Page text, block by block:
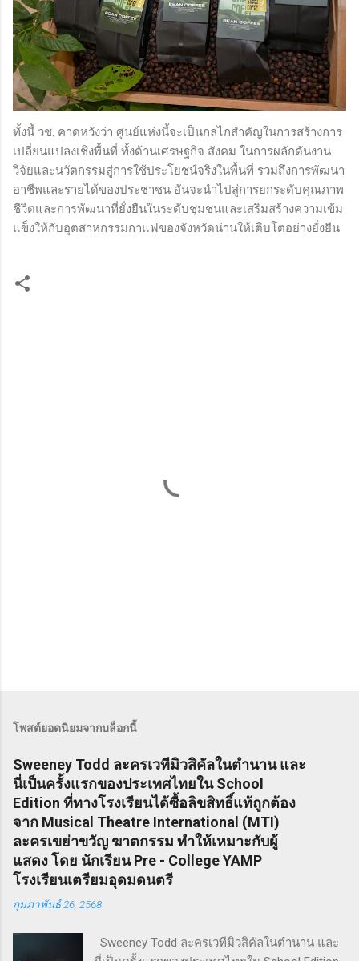
ทั้งนี้ วช. คาดหวังว่า ศูนย์แห่งนี้จะเป็นกลไกสำคัญในการสร้างการ
เปลี่ยนแปลงเชิงพื้นที่ ทั้งด้านเศรษฐกิจ สังคม ในการผลักดันงาน
วิจัยและนวัตกรรมสู่การใช้ประโยชน์จริงในพื้นที่ รวมถึงการพัฒนา
อาชีพและรายได้ของประชาชน อันจะนำไปสู่การยกระดับคุณภาพ
ชีวิตและการพัฒนาที่ยั่งยืนในระดับชุมชนและเสริมสร้างความเข้ม
แข็งให้กับอุตสาหกรรมกาแฟของจังหวัดน่านให้เติบโตอย่างยั่งยืน
โพสต์ยอดนิยมจากบล็อกนี้
Sweeney Todd ละครเวทีมิวสิคัลในตำนาน และ
นี่เป็นครั้งแรกของประเทศไทยใน School
Edition ที่ทางโรงเรียนได้ซื้อลิขสิทธิ์แท้ถูกต้อง
จาก Musical Theatre International (MTI)
ละครเขย่าขวัญ ฆาตกรรม ทำให้เหมาะกับผู้
แสดง โดย นักเรียน Pre - College YAMP
โรงเรียนเตรียมอุดมดนตรี
กุมภาพันธ์ 26, 2568
Sweeney Todd ละครเวทีมิวสิคัลในตำนาน และ